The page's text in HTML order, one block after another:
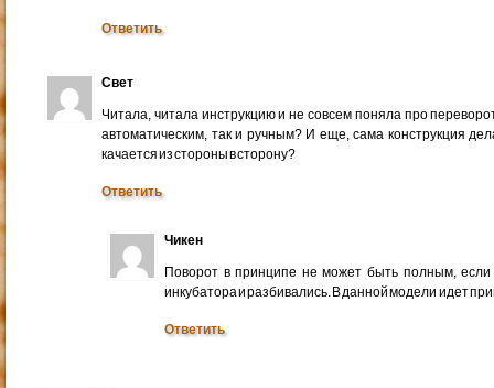
Ответить
Свет
Читала, читала инструкцию и не совсем поняла про
автоматическим, так и ручным? И еще, сама конструкция
качается из стороны в сторону?
Ответить
Чикен
Поворот в принципе не может быть полным,
инкубатора и разбивались. В данной модели идет
Ответить